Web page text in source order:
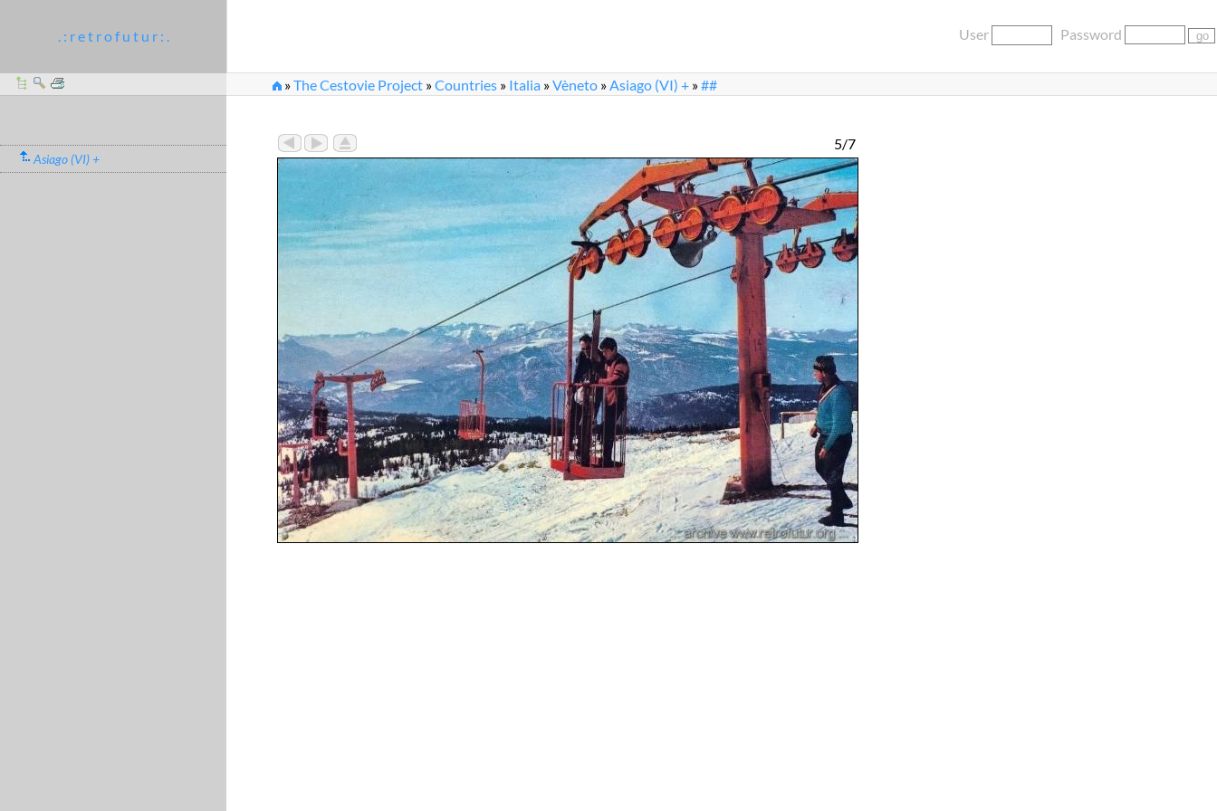
. : r e t r o f u t u r : . User Password
»The Cestovie Project »Countries » Italia »Vèneto »Asiago (VI) + »##
Asiago (VI) +
5/7